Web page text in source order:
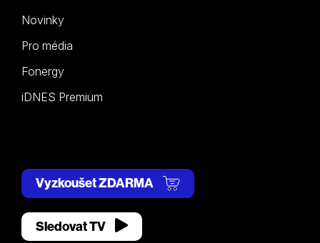
Novinky
Pro média
Fonergy
iDNES Premium
Vyzkoušet ZDARMA
Sledovat TV